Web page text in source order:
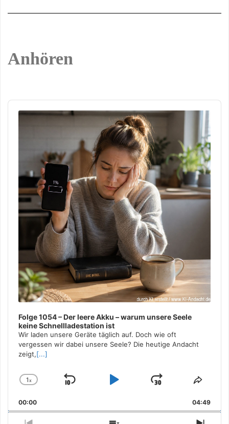
Anhören
Audio
Player
Folge 1054 – Der leere Akku – warum unsere Seele
keine Schnellladestation ist
Wir laden unsere Geräte täglich auf. Doch wie oft
vergessen wir dabei unsere Seele? Die heutige Andacht
zeigt,[...]
Change
Rate
1x
Skip
Play
Jump
Forward
Share
00:00 04:49